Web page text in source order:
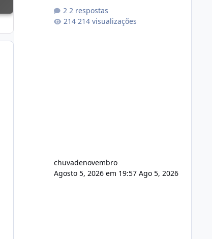
pegada no da.
2 respostas
214 visualizações
chuvadenovembro
Agosto 5, 2026 em 19:57 Ago 5, 2026